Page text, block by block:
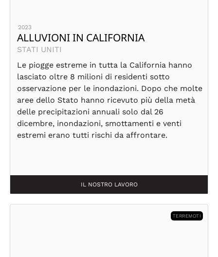
2023
ALLUVIONI IN CALIFORNIA
STATI UNITI
Le piogge estreme in tutta la California hanno
lasciato oltre 8 milioni di residenti sotto
osservazione per le inondazioni. Dopo che molte
aree dello Stato hanno ricevuto più della metà
delle precipitazioni annuali solo dal 26
dicembre, inondazioni, smottamenti e venti
estremi erano tutti rischi da affrontare.
IL NOSTRO LAVORO
TERREMOTI